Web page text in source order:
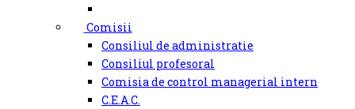
Comisii
Consiliul de administratie
Consiliul profesoral
Comisia de control managerial intern
C.E.A.C.